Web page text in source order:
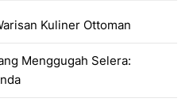
Kuliner Ottoman
Menggugah Selera: